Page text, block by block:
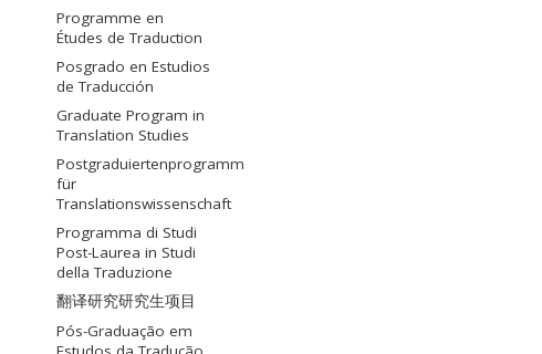
Programme en
Études de Traduction
Posgrado en Estudios
de Traducción
Graduate Program in
Translation Studies
Postgraduiertenprogramm
für
Translationswissenschaft
Programma di Studi
Post-Laurea in Studi
della Traduzione
翻译研究研究生项目
Pós-Graduação em